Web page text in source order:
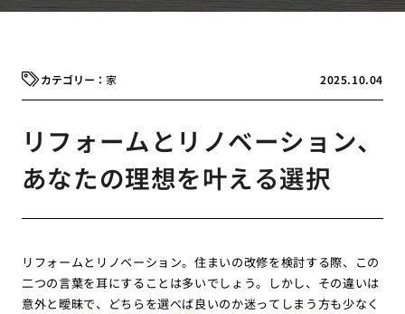
2025.10.04
家
リフォームとリノベーション、
あなたの理想を叶える選択
リフォームとリノベーション。住まいの改修を検討する際、この
二つの言葉を耳にすることは多いでしょう。しかし、その違いは
意外と曖昧で、どちらを選べば良いのか迷ってしまう方も少なく